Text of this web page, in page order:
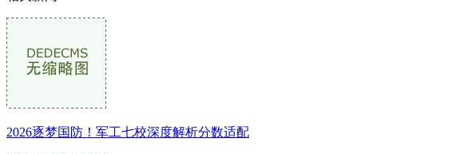
2026逐梦国防！军工七校深度解析分数适配